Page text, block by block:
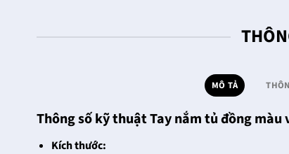
MÔ TẢ
Thông số kỹ thuật Tay nắm tủ đồng màu
Kích thước: